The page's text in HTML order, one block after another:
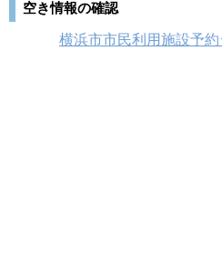
空き情報の確認
横浜市市民利用施設予約